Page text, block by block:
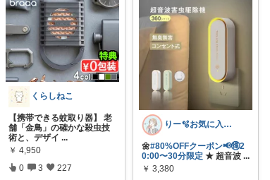
くらしねこ
【携帯できる蚊取り器】 老
舗「金鳥」の確かな殺虫技
術と、デザイ ...
￥ 4,950
0 3 227
りー🫧お気に入りのある暮らし🧺
🌼#80%OFFクーポン📢🉐2
0:00〜30分限定 ★ 超音波 ...
￥ 3,380